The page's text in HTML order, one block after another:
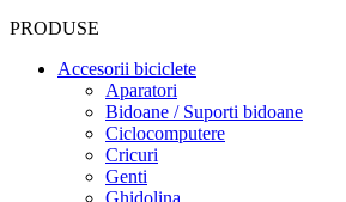
PRODUSE
Accesorii biciclete
Aparatori
Bidoane / Suporti bidoane
Ciclocomputere
Cricuri
Genti